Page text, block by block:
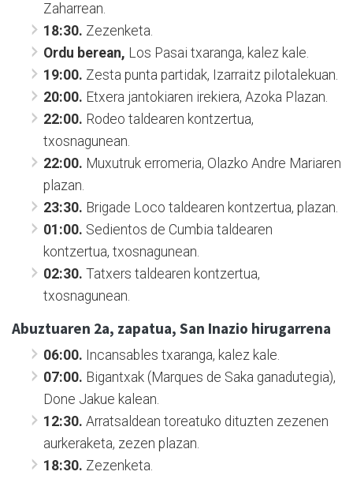
Zaharrean.
18:30. Zezenketa.
Ordu berean, Los Pasai txaranga, kalez kale.
19:00. Zesta punta partidak, Izarraitz pilotalekuan.
20:00. Etxera jantokiaren irekiera, Azoka Plazan.
22:00. Rodeo taldearen kontzertua,
txosnagunean.
22:00. Muxutruk erromeria, Olazko Andre Mariaren
plazan.
23:30. Brigade Loco taldearen kontzertua, plazan.
01:00. Sedientos de Cumbia taldearen
kontzertua, txosnagunean.
02:30. Tatxers taldearen kontzertua,
txosnagunean.
Abuztuaren 2a, zapatua, San Inazio hirugarrena
06:00. Incansables txaranga, kalez kale.
07:00. Bigantxak (Marques de Saka ganadutegia),
Done Jakue kalean.
12:30. Arratsaldean toreatuko dituzten zezenen
aurkeraketa, zezen plazan.
18:30. Zezenketa.